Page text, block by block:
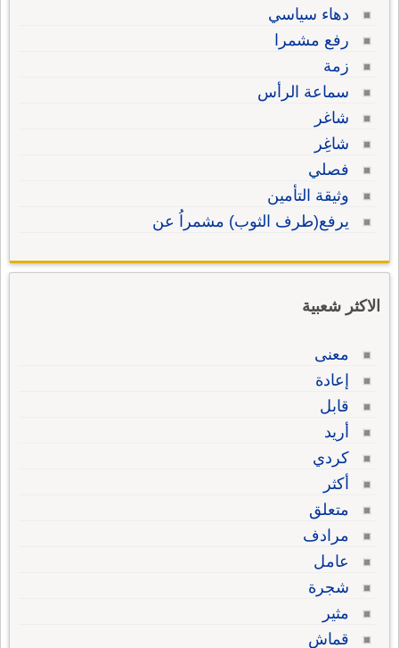
دهاء سياسي
رفع مشمرا
زمة
سماعة الرأس
شاغر
شاغِر
فصلي
وثيقة التأمين
يرفع(طرف الثوب) مشمراُ عن
الاكثر شعبية
معنى
إعادة
قابل
أريد
كردي
أكثر
متعلق
مرادف
عامل
شجرة
مثير
قماش